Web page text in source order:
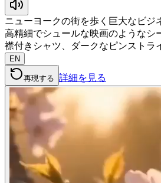
ニューヨークの街を歩く巨大なビジ
高精細でシュールな映画のようなシ
襟付きシャツ、ダークなピンスト
EN
再現する 詳細を見る